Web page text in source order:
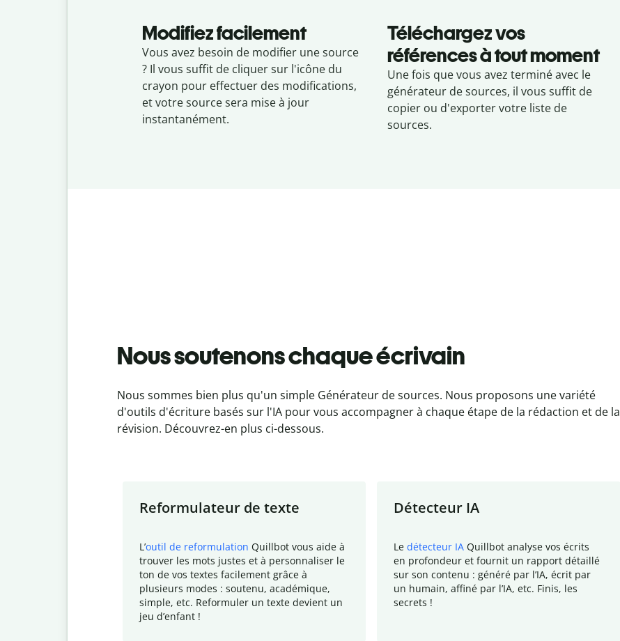
Modifiez facilement
Vous avez besoin de modifier une source
? Il vous suffit de cliquer sur l'icône du
crayon pour effectuer des modifications,
et votre source sera mise à jour
instantanément.
Téléchargez vos
références à tout moment
Une fois que vous avez terminé avec le
générateur de sources, il vous suffit de
copier ou d'exporter votre liste de
sources.
Nous soutenons chaque écrivain
Nous sommes bien plus qu'un simple Générateur de sources. Nous proposons une variété
d'outils d'écriture basés sur l'IA pour vous accompagner à chaque étape de la rédaction et de la
révision. Découvrez-en plus ci-dessous.
Reformulateur de texte
L’outil de reformulation Quillbot vous aide à
trouver les mots justes et à personnaliser le
ton de vos textes facilement grâce à
plusieurs modes : soutenu, académique,
simple, etc. Reformuler un texte devient un
jeu d’enfant !
Détecteur IA
Ledétecteur IA Quillbot analyse vos écrits
en profondeur et fournit un rapportdétaillé
sur son contenu : généré par l’IA, écrit par
un humain, affiné par l’IA, etc. Finis, les
secrets !